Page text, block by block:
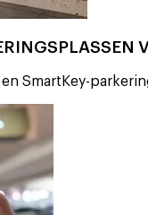
SmartKey-